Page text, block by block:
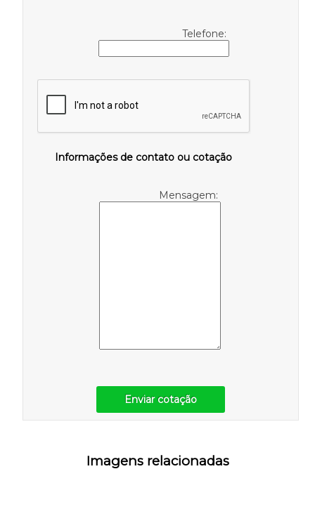
Telefone:
Informações de contato ou cotação
Mensagem:
Enviar cotação
Imagens relacionadas